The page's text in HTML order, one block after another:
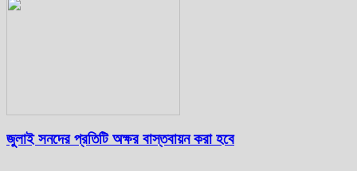
জুলাই সনদের প্রতিটি অক্ষর বাস্তবায়ন করা হবে